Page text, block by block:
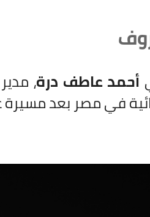
أحمد عاطف درة،
في مصر بعد مسيرة